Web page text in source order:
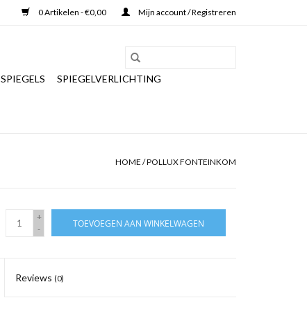
0 Artikelen - €0,00 Mijn account / Registreren
SPIEGELS
SPIEGELVERLICHTING
HOME /POLLUX FONTEINKOM
+
-
TOEVOEGEN AAN WINKELWAGEN
Reviews (0)